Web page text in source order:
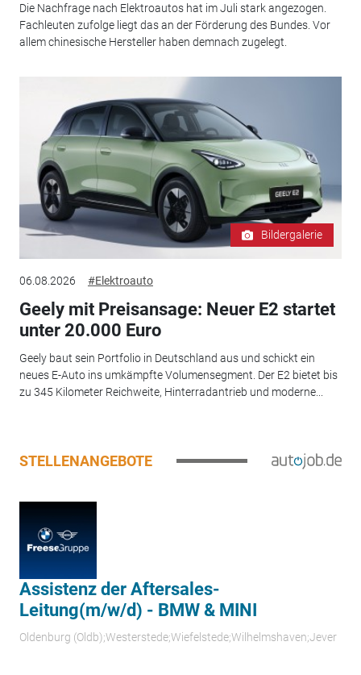
Die Nachfrage nach Elektroautos hat im Juli stark angezogen.
Fachleuten zufolge liegt das an der Förderung des Bundes. Vor
allem chinesische Hersteller haben demnach zugelegt.
Bildergalerie
06.08.2026 #Elektroauto
Geely mit Preisansage: Neuer E2 startet
unter 20.000 Euro
Geely baut sein Portfolio in Deutschland aus und schickt ein
neues E-Auto ins umkämpfte Volumensegment. Der E2 bietet bis
zu 345 Kilometer Reichweite, Hinterradantrieb und moderne...
STELLENANGEBOTE
Assistenz der Aftersales-
Leitung(m/w/d) - BMW & MINI
Oldenburg (Oldb);Westerstede;Wiefelstede;Wilhelmshaven;Jever